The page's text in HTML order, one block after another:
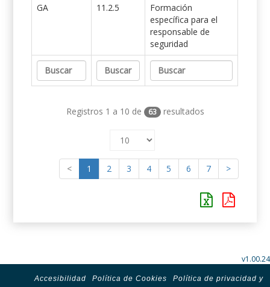
GA
11.2.5
Formación
específica para el
responsable de
seguridad
Registros 1 a 10 de 63 resultados
< 1 2 3 4 5 6 7 >
v1.00.24
Accesibilidad Política de Cookies
Política de privacidad y